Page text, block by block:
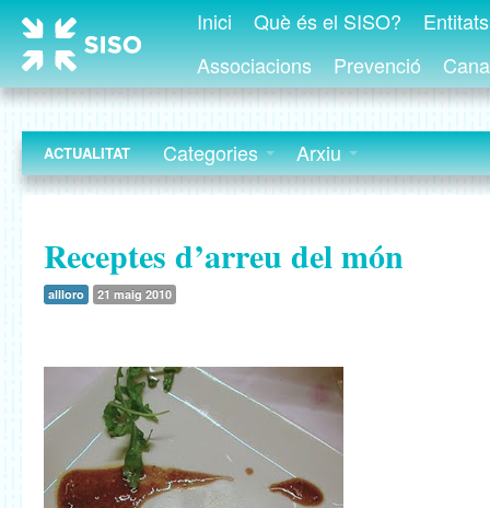
Inici Què és el SISO?
Associacions
Prevenció
ACTUALITAT Categories Arxiu
Receptes d’arreu del món
allloro 21 maig 2010